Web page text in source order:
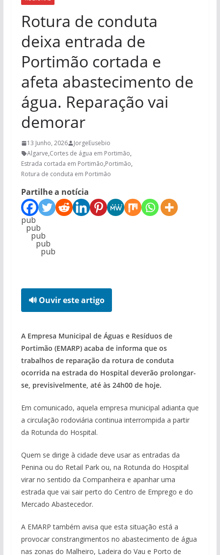
Rotura de conduta
deixa entrada de
Portimão cortada e
afeta abastecimento de
água. Reparação vai
demorar
13 Junho, 2026
JorgeEusebio
Algarve,Cortes de água em Portimão,
Estrada cortada em Portimão,Portimão,
Rotura de conduta em Portimão
Partilhe a notícia
pub
pub
pub
pub
pub
🔊 Ouvir este artigo
A Empresa Municipal de Águas e Resíduos de
Portimão (EMARP) acaba de informa que os
trabalhos de reparação da rotura de conduta
ocorrida na estrada do Hospital deverão prolongar-
se, previsivelmente, até às 24h00 de hoje.
Em comunicado, aquela empresa municipal adianta que
a circulação rodoviária continua interrompida a partir
da Rotunda do Hospital.
Quem se dirige à cidade deve usar as entradas da
Penina ou do Retail Park ou, na Rotunda do Hospital
virar no sentido da Companheira e apanhar uma
estrada que vai sair perto do Centro de Emprego e do
Mercado Abastecedor.
A EMARP também avisa que esta situação está a
provocar constrangimentos no abastecimento de água
nas zonas do Malheiro, Ladeira do Vau e Porto de